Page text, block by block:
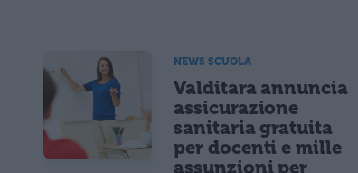
NEWS SCUOLA
Valditara annuncia
assicurazione
sanitaria gratuita
per docenti e mille
assunzioni per